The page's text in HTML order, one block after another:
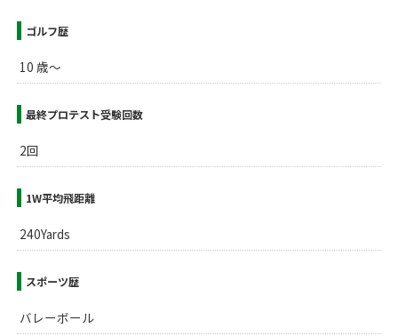
ゴルフ歴
10 歳～
最終プロテスト受験回数
2回
1W平均飛距離
240Yards
スポーツ歴
バレーボール